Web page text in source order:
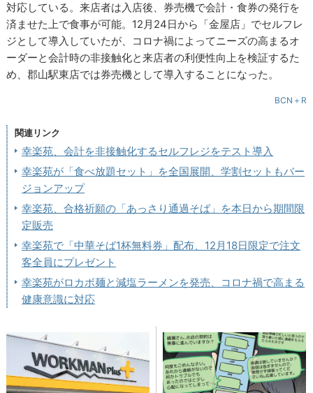
対応している。来店者は入店後、券売機で会計・食券の発行を
済ませた上で食事が可能。12月24日から「金屋店」でセルフレ
ジとして導入していたが、コロナ禍によってニーズの高まるオ
ーダーと会計時の非接触化と来店者の利便性向上を検証するた
め、郡山駅東店では券売機として導入することになった。
BCN＋R
関連リンク
幸楽苑、会計を非接触化するセルフレジをテスト導入
幸楽苑が「食べ放題セット」を全国展開、学割セットもバー
ジョンアップ
幸楽苑、合格祈願の「あっさり通過そば」を本日から期間限
定販売
幸楽苑で「中華そば1杯無料券」配布、12月18日限定で注文
客全員にプレゼント
幸楽苑がロカボ麺と減塩ラーメンを発売、コロナ禍で高まる
健康意識に対応